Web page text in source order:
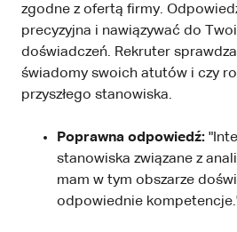
zgodne z ofertą firmy.
precyzyjna i nawiązywać do
doświadczeń. Rekruter
świadomy swoich atutów i czy
przyszłego stanowiska.
Poprawna odpowiedź:
stanowiska związane z
mam w tym obszarze
odpowiednie